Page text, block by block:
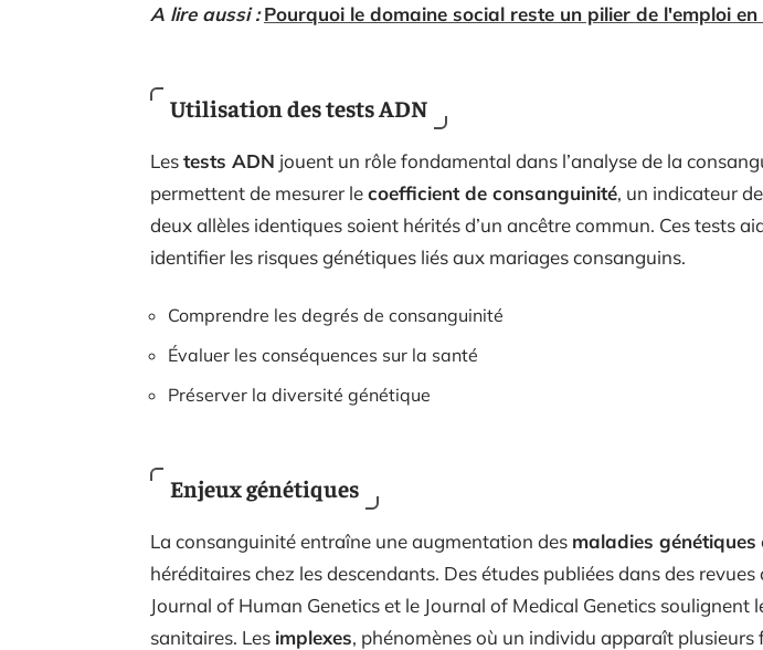
A lire aussi : Pourquoi le domaine social reste un pilier de l'emploi en
Utilisation des tests ADN
Lestests ADN jouent un rôle fondamental dans l’analyse de la
permettent de mesurer lecoefficient de consanguinité, un indicateur
deux allèles identiques soient hérités d’un ancêtre commun. Ces tests
identifier les risques génétiques liés aux mariages consanguins.
Comprendre les degrés de consanguinité
Évaluer les conséquences sur la santé
Préserver la diversité génétique
Enjeux génétiques
La consanguinité entraîne une augmentation des maladies génétiques
héréditaires chez les descendants. Des études publiées dans des revues
Journal of Human Genetics et le Journal of Medical Genetics soulignent
sanitaires. Les implexes, phénomènes où un individu apparaît plusieurs